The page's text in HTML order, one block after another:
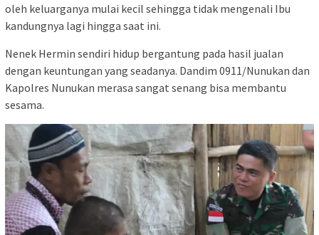
oleh keluarganya mulai kecil sehingga tidak mengenali Ibu
kandungnya lagi hingga saat ini.
Nenek Hermin sendiri hidup bergantung pada hasil jualan
dengan keuntungan yang seadanya. Dandim 0911/Nunukan dan
Kapolres Nunukan merasa sangat senang bisa membantu
sesama.